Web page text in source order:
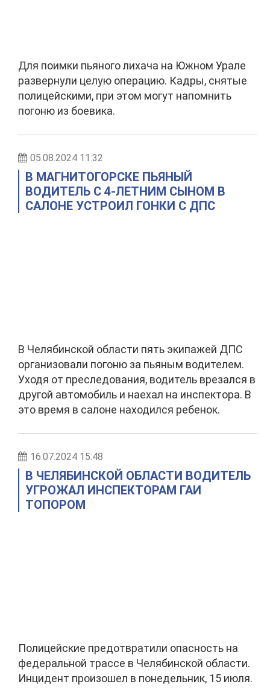
Для поимки пьяного лихача на Южном Урале
развернули целую операцию. Кадры, снятые
полицейскими, при этом могут напомнить
погоню из боевика.
05.08.2024 11:32
В МАГНИТОГОРСКЕ ПЬЯНЫЙ
ВОДИТЕЛЬ С 4-ЛЕТНИМ СЫНОМ В
САЛОНЕ УСТРОИЛ ГОНКИ С ДПС
В Челябинской области пять экипажей ДПС
организовали погоню за пьяным водителем.
Уходя от преследования, водитель врезался в
другой автомобиль и наехал на инспектора. В
это время в салоне находился ребенок.
16.07.2024 15:48
В ЧЕЛЯБИНСКОЙ ОБЛАСТИ ВОДИТЕЛЬ
УГРОЖАЛ ИНСПЕКТОРАМ ГАИ
ТОПОРОМ
Полицейские предотвратили опасность на
федеральной трассе в Челябинской области.
Инцидент произошел в понедельник, 15 июля.